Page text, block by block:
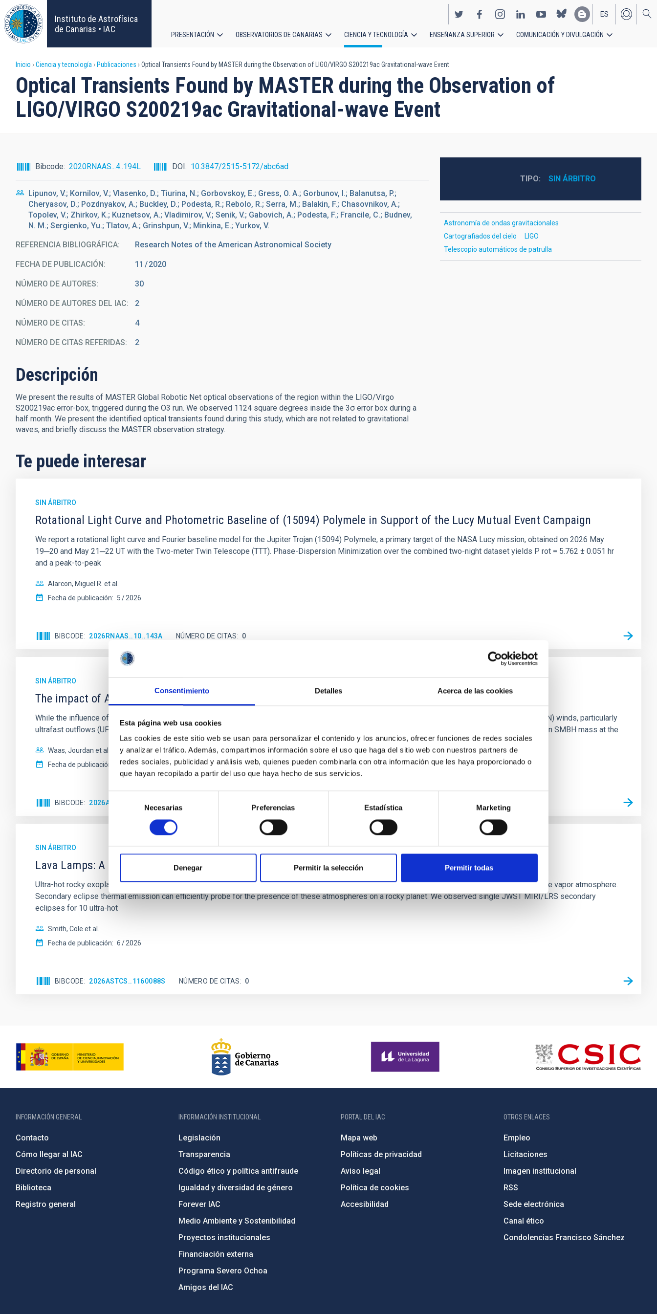
Consentimiento Detalles Acerca de las cookies
Esta página web usa cookies
Las cookies de este sitio web se usan para personalizar el contenido y los anuncios, ofrecer funciones de redes sociales
y analizar el tráfico. Además, compartimos información sobre el uso que haga del sitio web con nuestros partners de
redes sociales, publicidad y análisis web, quienes pueden combinarla con otra información que les haya proporcionado o
que hayan recopilado a partir del uso que haya hecho de sus servicios.
consentimiento
Necesarias Preferencias Estadística Marketing
Denegar Permitir la selección Permitir todas
Pasar
al
contenido
principal
Instituto de Astrofísica
de Canarias • IAC
EN
ES
principal
PRESENTACIÓN OBSERVATORIOS DE CANARIAS CIENCIA Y TECNOLOGÍA ENSEÑANZA SUPERIOR COMUNICACIÓN Y DIVULGACIÓN
Sobrescribir
enlaces
de
a
la
navegación
Inicio Ciencia y tecnología Publicaciones Optical Transients Found by MASTER during the Observation of LIGO/VIRGO S200219ac Gravitational-wave Event
Optical Transients Found by MASTER during the Observation of
LIGO/VIRGO S200219ac Gravitational-wave Event
Bibcode 2020RNAAS...4..194L DOI 10.3847/2515-5172/abc6ad
Lipunov, V.; Kornilov, V.; Vlasenko, D.; Tiurina, N.; Gorbovskoy, E.; Gress, O. A.; Gorbunov, I.; Balanutsa, P.;
Cheryasov, D.; Pozdnyakov, A.; Buckley, D.; Podesta, R.; Rebolo, R.; Serra, M.; Balakin, F.; Chasovnikov, A.;
Topolev, V.; Zhirkov, K.; Kuznetsov, A.; Vladimirov, V.; Senik, V.; Gabovich, A.; Podesta, F.; Francile, C.; Budnev,
N. M.; Sergienko, Yu.; Tlatov, A.; Grinshpun, V.; Minkina, E.; Yurkov, V.
REFERENCIA BIBLIOGRÁFICA Research Notes of the American Astronomical Society
FECHA DE PUBLICACIÓN: 11 2020
NÚMERO DE AUTORES 30
NÚMERO DE AUTORES DEL IAC 2
NÚMERO DE CITAS 4
NÚMERO DE CITAS REFERIDAS 2
Descripción
We present the results of MASTER Global Robotic Net optical observations of the region within the LIGO/Virgo
S200219ac error-box, triggered during the O3 run. We observed 1124 square degrees inside the 3σ error box during a
half month. We present the identified optical transients found during this study, which are not related to gravitational
waves, and briefly discuss the MASTER observation strategy.
TIPO SIN ÁRBITRO
Astronomía de ondas gravitacionales
Cartografiados del cielo
LIGO
Telescopio automáticos de patrulla
Te puede interesar
SIN ÁRBITRO
Rotational Light Curve and Photometric Baseline of (15094) Polymele in Support of the Lucy Mutual Event Campaign
We report a rotational light curve and Fourier baseline model for the Jupiter Trojan (15094) Polymele, a primary target of the NASA Lucy mission, obtained on 2026 May
19─20 and May 21─22 UT with the Two-meter Twin Telescope (TTT). Phase-Dispersion Minimization over the combined two-night dataset yields P rot = 5.762 ± 0.051 hr
and a peak-to-peak
Alarcon, Miguel R. et al.
Fecha de publicación: 5 2026
BIBCODE 2026RNAAS..10..143A NÚMERO DE CITAS 0
SIN ÁRBITRO
The impact of Active Galactic Nuclei on Habitable Worlds
While the influence of supermassive black hole (SMBH) activity on habitability has garnered attention, the specific effects of active galactic nuclei (AGN) winds, particularly
ultrafast outflows (UFOs), on planetary atmospheres remain largely unexplored. This study aims to fill this gap by investigating the relationship between SMBH mass at the
Waas, Jourdan et al.
Fecha de publicación:
6 2026
BIBCODE 2026ASTCS..1100130W
SIN ÁRBITRO
Lava Lamps: A survey to search for silicate vapor atmospheres in the ultra-hot terrestrial planet population
Ultra-hot rocky exoplanets above 1700 K may possess dayside temperatures that are hot enough to have their surfaces vaporize and become a silicate vapor atmosphere.
Secondary eclipse thermal emission can efficiently probe for the presence of these atmospheres on a rocky planet. We observed single JWST MIRI/LRS secondary
eclipses for 10 ultra-hot
Smith, Cole et al.
Fecha de publicación: 6 2026
BIBCODE 2026ASTCS..1160088S NÚMERO DE CITAS 0
INFORMACIÓN GENERAL
Contacto
Cómo llegar al IAC
Directorio de personal
Biblioteca
Registro general
INFORMACIÓN INSTITUCIONAL
Legislación
Transparencia
Código ético y política antifraude
Igualdad y diversidad de género
Forever IAC
Medio Ambiente y Sostenibilidad
Proyectos institucionales
Financiación externa
Programa Severo Ochoa
Amigos del IAC
PORTAL DEL IAC
Mapa web
Políticas de privacidad
Aviso legal
Política de cookies
Accesibilidad
OTROS ENLACES
Empleo
Licitaciones
Imagen institucional
RSS
Sede electrónica
Canal ético
Condolencias Francisco Sánchez